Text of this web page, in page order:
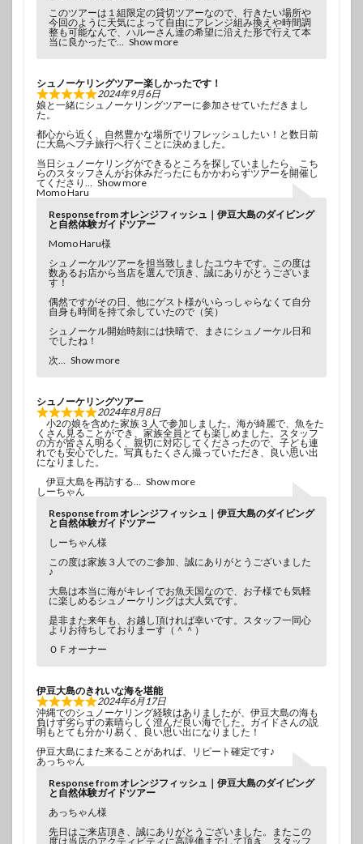
このツアーは１組限定の貸切ツアーなので、行きたい場所や
今回のように天気によって自由にアレンジ組み換えや時間調
整も可能なんで、ハルーさん達の希望に沿えた形で行えて本
当に良かったで
Show more
シュノーケリングツアー楽しかったです！
2024年9月6日
娘と一緒にシュノーケリングツアーに参加させていただきまし
た。
都心から近く、自然豊かな場所でリフレッシュしたい！と数日前
に大島へプチ旅行へ行くことに決めました。
当日シュノーケリングができるところを探していましたら、こち
らのスタッフさんがお休みだったにもかかわらずツアーを開催し
てくださり
Show more
Momo Haru
Response from オレンジフィッシュ｜伊豆大島のダイビング
と自然体験ガイドツアー
Momo Haru様
シュノーケルツアーを担当致しましたユウキです。この度は
数あるお店から当店を選んで頂き、誠にありがとうございま
す！
偶然ですがその日、他にゲスト様がいらっしゃらなくて自分
自身も時間を持て余していたので（笑）
シュノーケル開始時刻には快晴で、まさにシュノーケル日和
でしたね！
次
Show more
シュノーケリングツアー
2024年8月8日
小2の娘を含めた家族３人で参加しました。海が綺麗で、魚をた
くさん見ることができ、家族全員とても楽しめました。スタッフ
の方が皆さん明るく、親切に対応してくださったので、子ども連
れでも安心でした。写真もたくさん撮っていただき、良い思い出
になりました。
伊豆大島を再訪する
Show more
しーちゃん
Response from オレンジフィッシュ｜伊豆大島のダイビング
と自然体験ガイドツアー
しーちゃん様
この度は家族３人でのご参加、誠にありがとうございました
♪
大島は本当に海がキレイでお魚天国なので、お子様でも気軽
に楽しめるシュノーケリングは大人気です。
是非また来年も、お越し頂ければ幸いです。スタッフ一同心
よりお待ちしておりまーす（＾＾）
ＯＦオーナー
伊豆大島のきれいな海を堪能
2024年6月17日
沖縄でのシュノーケリング経験はありましたが、伊豆大島の海も
負けず劣らずの素晴らしく澄んだ良い海でした。ガイドさんの説
明もとても分かり易く、良い思い出になりました！
伊豆大島にまた来ることがあれば、リピート確定です♪
あっちゃん
Response from オレンジフィッシュ｜伊豆大島のダイビング
と自然体験ガイドツアー
あっちゃん様
先日はご来店頂き、誠にありがとうございました。またこの
度は当店のアクティビティに高評価までして頂き、スタッフ